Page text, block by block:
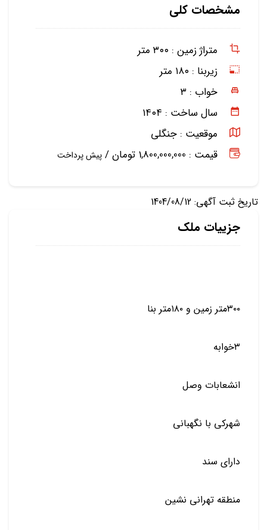
مشخصات کلی
متراژ زمین : ۳۰۰ متر
زیربنا : ۱۸۰ متر
خواب : ۳
سال ساخت : ۱۴۰۴
موقعیت : جنگلی
قیمت : 1,800,000,000 تومان /
پیش پرداخت
تاریخ ثبت آگهی: 1404/08/12
جزییات ملک
۳۰۰متر زمین و ۱۸۰متر بنا
۳خوابه
انشعابات وصل
شهرکی با نگهبانی
دارای سند
منطقه تهرانی نشین